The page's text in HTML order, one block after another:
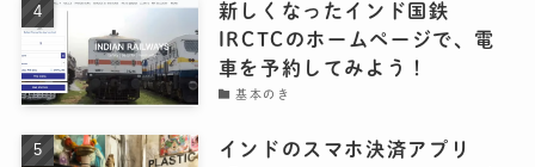
新しくなったインド国鉄
IRCTCのホームページで、電
車を予約してみよう！
基本のき
インドのスマホ決済アプリ